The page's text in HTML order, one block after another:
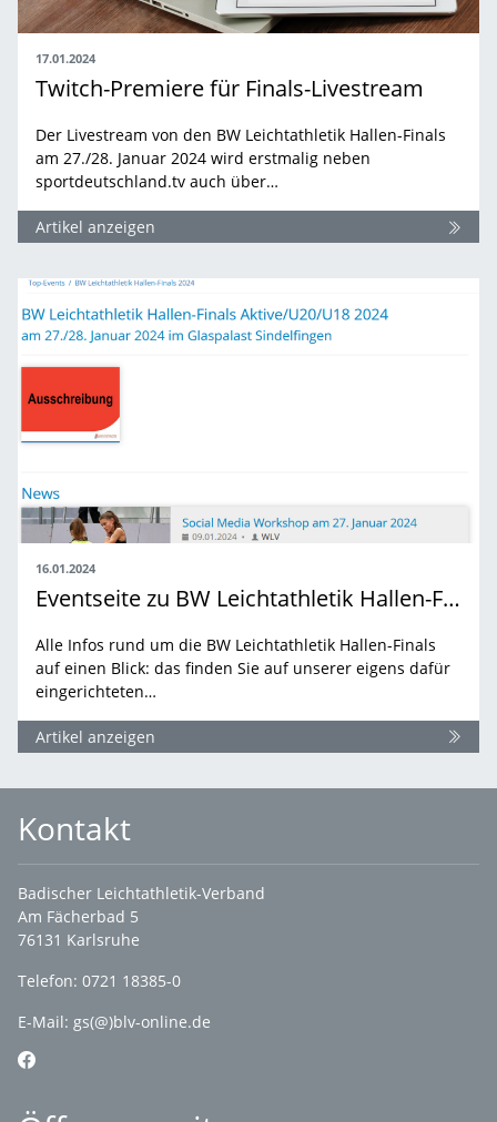
17.01.2024
Twitch-Premiere für Finals-Livestream
Der Livestream von den BW Leichtathletik Hallen-Finals
am 27./28. Januar 2024 wird erstmalig neben
sportdeutschland.tv auch über…
Artikel anzeigen
16.01.2024
Eventseite zu BW Leichtathletik Hallen-Finals ist online
Alle Infos rund um die BW Leichtathletik Hallen-Finals
auf einen Blick: das finden Sie auf unserer eigens dafür
eingerichteten…
Artikel anzeigen
Kontakt
Badischer Leichtathletik-Verband
Am Fächerbad 5
76131 Karlsruhe
Telefon: 0721 18385-0
E-Mail: gs(@)blv-online.de